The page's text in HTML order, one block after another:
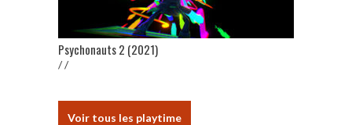
Psychonauts 2 (2021)
/ /
Voir tous les playtime